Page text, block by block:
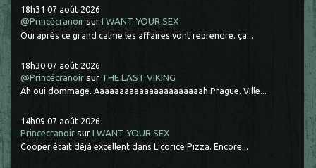
18h31 07 août 2026
@Princécranoir surI WANT YOUR SEX
Oui après ce grand calme les affaires vont reprendre. ça...
18h30 07 août 2026
@Princécranoir sur THE LAST VIKING
Ah oui dommage. Aaaaaaaaaaaaaaaaaaaaaah Prague. Ville...
14h09 07 août 2026
Princecranoir surI WANT YOUR SEX
Cooper était déjà excellent dans Licorice Pizza. Encore...